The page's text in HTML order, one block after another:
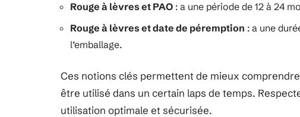
Rouge à lèvres et PAO : a une période de 12 à 24
Rouge à lèvres et date de péremption : a une
l’emballage.
Ces notions clés permettent de mieux
être utilisé dans un certain laps de temps.
utilisation optimale et sécurisée.